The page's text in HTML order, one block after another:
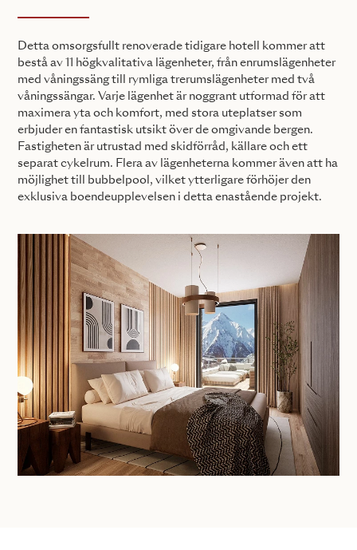
Detta omsorgsfullt renoverade tidigare hotell kommer att
bestå av 11 högkvalitativa lägenheter, från enrumslägenheter
med våningssäng till rymliga trerumslägenheter med två
våningssängar. Varje lägenhet är noggrant utformad för att
maximera yta och komfort, med stora uteplatser som
erbjuder en fantastisk utsikt över de omgivande bergen.
Fastigheten är utrustad med skidförråd, källare och ett
separat cykelrum. Flera av lägenheterna kommer även att ha
möjlighet till bubbelpool, vilket ytterligare förhöjer den
exklusiva boendeupplevelsen i detta enastående projekt.